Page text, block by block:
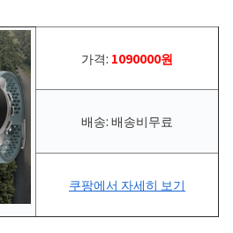
가격: 1090000원
배송: 배송비무료
쿠팡에서 자세히 보기